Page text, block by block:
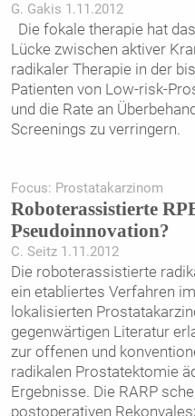
G. Gakis 1.11.2012
Die fokale therapie hat
Lücke zwischen aktiver
radikaler Therapie in der
Patienten von Low-risk-
und die Rate an
Screenings zu verringern.
Focus: Prostatakarzinom
Roboterassistierte
Pseudoinnovation?
C. Seitz 1.11.2012
Die roboterassistierte
ein etabliertes Verfahren
lokalisierten
gegenwärtigen Literatur
zur offenen und
radikalen Prostatektomie
Ergebnisse. Die RARP
postoperativen